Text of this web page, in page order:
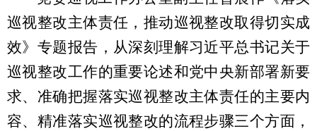
巡视整改主体责任，推动巡视整改取得切实成
效》专题报告，从深刻理解习近平总书记关于
巡视整改工作的重要论述和党中央新部署新要
求、准确把握落实巡视整改主体责任的主要内
容、精准落实巡视整改的流程步骤三个方面，